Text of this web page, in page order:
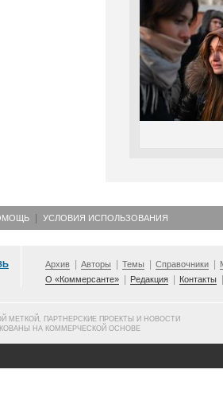
УСЛОВИЯ ИСПОЛЬЗОВАНИЯ
Архив Авторы Темы Справочники
О «Коммерсанте»
Редакция Контакты
МЕТКОЙ, ПАРТНЕРСКИЕ ПРОЕКТЫ И НОВОСТИ
НА КОММЕРЧЕСКОЙ ОСНОВЕ